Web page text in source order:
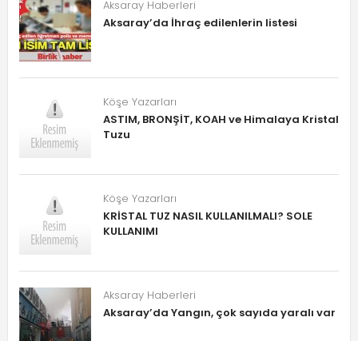
Aksaray Haberleri
Aksaray’da İhraç edilenlerin listesi
Köşe Yazarları
ASTIM, BRONŞİT, KOAH ve Himalaya Kristal
Tuzu
Köşe Yazarları
KRİSTAL TUZ NASIL KULLANILMALI? SOLE
KULLANIMI
Aksaray Haberleri
Aksaray’da Yangın, çok sayıda yaralı var